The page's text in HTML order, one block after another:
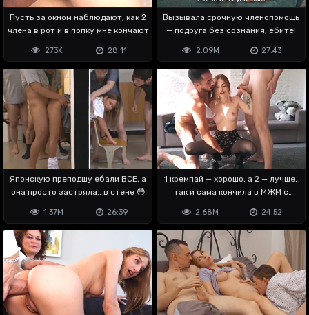
Пусть за окном наблюдают, как 2
члена в рот и в попку мне кончают
28:11
273K
Вызывала срочную членопомощь
— подруга без сознания, ебите!
27:43
2.09M
Японскую преподшу ебали ВСЕ, а
она просто застряла.. в стене 😳
26:39
1.37M
1 кремпай — хорошо, а 2 — лучше,
так и сама кончила в МЖМ с
24:52
2.68M